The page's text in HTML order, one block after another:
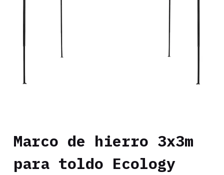
Marco de hierro 3x3m
para toldo Ecology